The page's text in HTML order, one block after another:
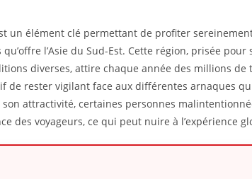
un élément clé permettant de profiter
l’Asie du Sud-Est. Cette région, prisée pour
diverses, attire chaque année des millions de
de rester vigilant face aux différentes arnaques
attractivité, certaines personnes
des voyageurs, ce qui peut nuire à l’expérience